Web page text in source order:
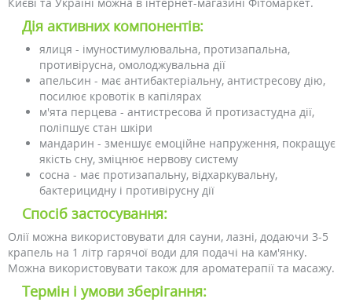
Дія активних компонентів:
ялиця - імуностимулювальна, протизапальна,
противірусна, омолоджувальна дії
апельсин - має антибактеріальну, антистресову дію,
посилює кровотік в капілярах
м'ята перцева - антистресова й протизастудна дії,
поліпшує стан шкіри
мандарин - зменшує емоційне напруження, покращує
якість сну, зміцнює нервову систему
сосна - має протизапальну, відхаркувальну,
бактерицидну і противірусну дії
Спосіб застосування:
Олії можна використовувати для сауни, лазні, додаючи 3-5
крапель на 1 літр гарячої води для подачі на кам'янку.
Можна використовувати також для ароматерапії та масажу.
Термін і умови зберігання: